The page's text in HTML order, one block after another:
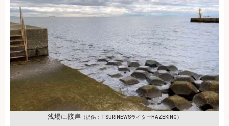
浅場に接岸（提供：TSURINEWSライターHAZEKING）